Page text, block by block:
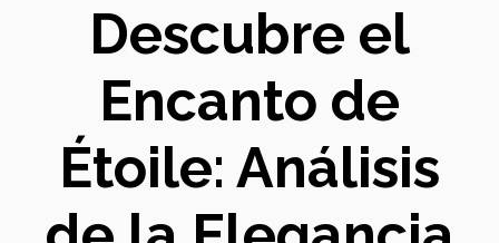
Descubre el
Encanto de
Étoile: Análisis